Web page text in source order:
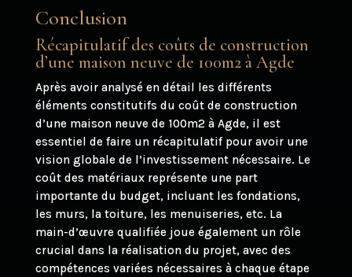
Conclusion
Récapitulatif des coûts de construction
d’une maison neuve de 100m2 à Agde
Après avoir analysé en détail les différents
éléments constitutifs du coût de construction
d’une maison neuve de 100m2 à Agde, il est
essentiel de faire un récapitulatif pour avoir une
vision globale de l’investissement nécessaire. Le
coût des matériaux représente une part
importante du budget, incluant les fondations,
les murs, la toiture, les menuiseries, etc. La
main-d’œuvre qualifiée joue également un rôle
crucial dans la réalisation du projet, avec des
compétences variées nécessaires à chaque étape